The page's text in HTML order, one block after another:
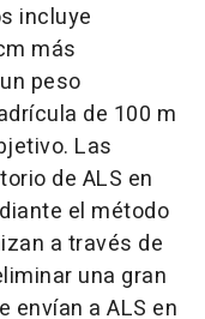
incluye
más
peso
de 100 m
Las
de ALS en
el método
a través de
una gran
envían a ALS en